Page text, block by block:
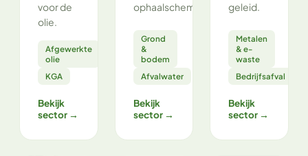
voor de
olie.
Afgewerkte
olie
KGA
Bekijk
sector →
ophaalschema’s.
Grond
&
bodem
Afvalwater
Bekijk
sector →
geleid.
Metalen
& e-
waste
Bedrijfsafval
Bekijk
sector →